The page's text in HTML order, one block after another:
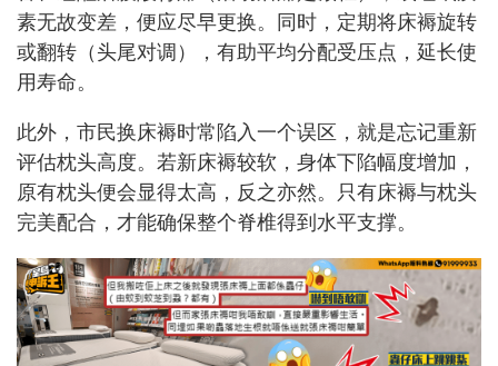
素无故变差，便应尽早更换。同时，定期将床褥旋转
或翻转（头尾对调），有助平均分配受压点，延长使
用寿命。
此外，市民换床褥时常陷入一个误区，就是忘记重新
评估枕头高度。若新床褥较软，身体下陷幅度增加，
原有枕头便会显得太高，反之亦然。只有床褥与枕头
完美配合，才能确保整个脊椎得到水平支撑。